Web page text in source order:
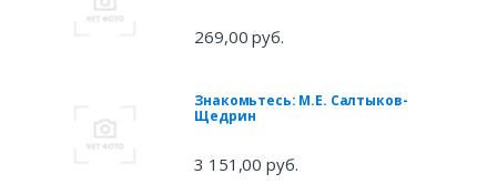
269,00 руб.
Знакомьтесь: М.Е. Салтыков-
Щедрин
3 151,00 руб.